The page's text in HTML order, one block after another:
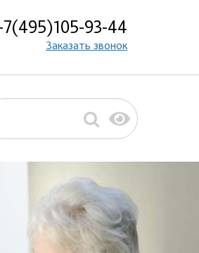
93-44
Заказать звонок